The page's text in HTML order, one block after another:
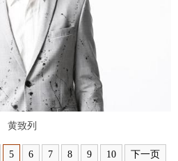
新华广播
新华电视英文
黄致列
5 6 7 8 9 10 下一页